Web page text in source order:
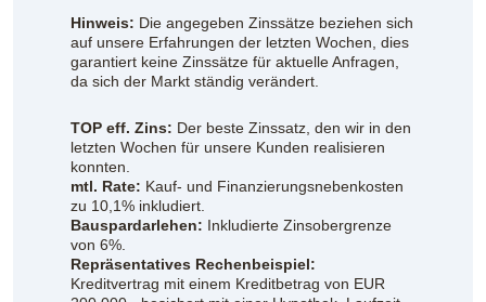
Hinweis: Die angegeben Zinssätze beziehen sich
auf unsere Erfahrungen der letzten Wochen, dies
garantiert keine Zinssätze für aktuelle Anfragen,
da sich der Markt ständig verändert.
TOP eff. Zins: Der beste Zinssatz, den wir in den
letzten Wochen für unsere Kunden realisieren
konnten.
mtl. Rate: Kauf- und Finanzierungsnebenkosten
zu 10,1% inkludiert.
Bauspardarlehen: Inkludierte Zinsobergrenze
von 6%.
Repräsentatives Rechenbeispiel:
Kreditvertrag mit einem Kreditbetrag von EUR